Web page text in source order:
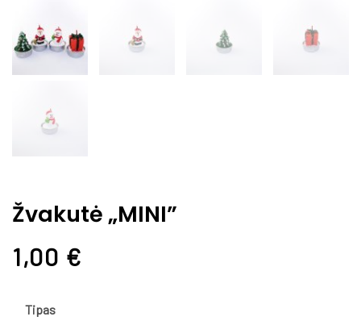
Žvakutė „MINI”
1,00 €
Tipas